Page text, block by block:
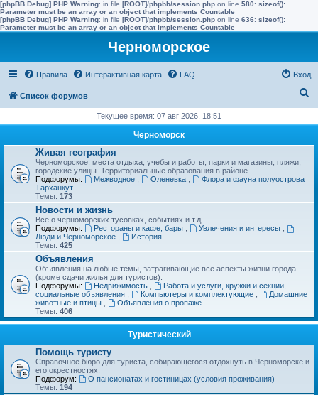
[phpBB Debug] PHP Warning: in file [ROOT]/phpbb/session.php on line 580: sizeof():
Parameter must be an array or an object that implements Countable
[phpBB Debug] PHP Warning: in file [ROOT]/phpbb/session.php on line 636: sizeof():
Parameter must be an array or an object that implements Countable
Черноморское
Правила Интерактивная карта FAQ Вход
Список форумов
с
Текущее время: 07 авг 2026, 18:51
Черноморск
Живая география
Черноморское: места отдыха, учебы и работы, парки и магазины, пляжи,
городские улицы. Территориальные образования в районе.
Подфорумы:
Межводное Оленевка
Флора и фауна полуострова
Тарханкут
Темы: 173
Новости и жизнь
Все о черноморских тусовках, событиях и т.д.
Подфорумы:
Рестораны и кафе, бары Увлечения и интересы
Люди и Черноморское
История
Темы: 425
Объявления
Объявления на любые темы, затрагивающие все аспекты жизни города
(кроме сдачи жилья для туристов).
Подфорумы:
Недвижимость
Работа и услуги, кружки и секции,
социальные объявления
Компьютеры и комплектующие
Домашние
животные и птицы
Объявления о пропаже
Темы: 406
Туристический
Помощь туристу
Справочное бюро для туриста, собирающегося отдохнуть в Черноморске и
его окрестностях.
Подфорум:
О пансионатах и гостиницах (условия проживания)
Темы: 194